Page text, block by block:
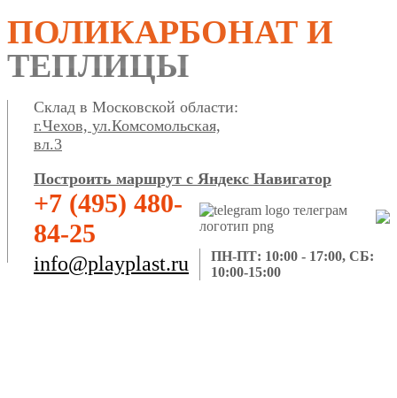
ПОЛИКАРБОНАТ И
ТЕПЛИЦЫ
Склад в Московской области:
г.Чехов, ул.Комсомольская,
вл.3
Построить маршрут с Яндекс Навигатор
+7 (495) 480-
84-25
info@playplast.ru
ПН-ПТ: 10:00 - 17:00, СБ:
10:00-15:00